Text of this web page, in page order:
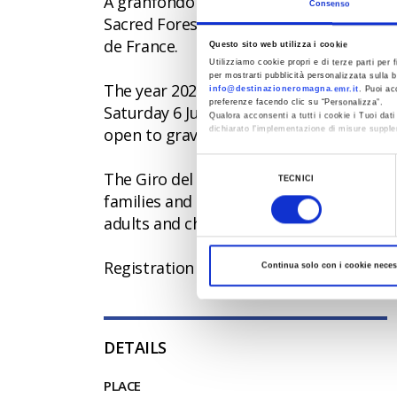
Consenso
Questo sito web utilizza i cookie
Utilizziamo cookie propri e di terze parti per
per mostrarti pubblicità personalizzata sulla
info@destinazioneromagna.emr.it. Puoi
preferenze facendo clic su “Personalizza”.
Qualora acconsenti a tutti i cookie i Tuoi
dichiarato l’implementazione di misure
Al fine di revocare il consenso prestato e
TECNICI
Continua solo con i cookie
Sacred Forests, the routes of Marco
de France.
The year 2026 also marks a turning
Saturday 6 June sees the debut of the
open to gravel bikes, MTBs and E-bikes.
The Giro del Mito will also be a great
families and visitors. Food stands, DJ
adults and children (with themed
Registration for the granfondo is
DETAILS
PLACE